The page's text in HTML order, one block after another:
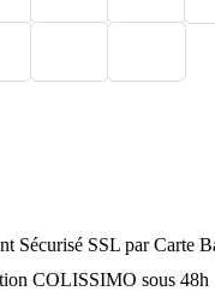
Sécurisé SSL par Carte
COLISSIMO sous 48h